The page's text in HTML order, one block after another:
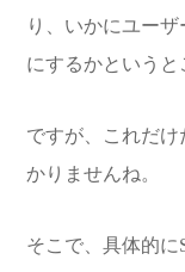
り、いかにユー
にするかというと
ですが、これだ
かりませんね。
そこで、具体的